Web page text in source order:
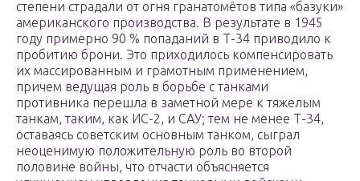
степени страдали от огня гранатомётов типа «базуки»
американского производства. В результате в 1945
году примерно 90 % попаданий в Т-34 приводило к
пробитию брони. Это приходилось компенсировать
их массированным и грамотным применением,
причем ведущая роль в борьбе с танками
противника перешла в заметной мере к тяжелым
танкам, таким, как ИС-2, и САУ; тем не менее Т-34,
оставаясь советским основным танком, сыграл
неоценимую положительную роль во второй
половине войны, что отчасти объясняется